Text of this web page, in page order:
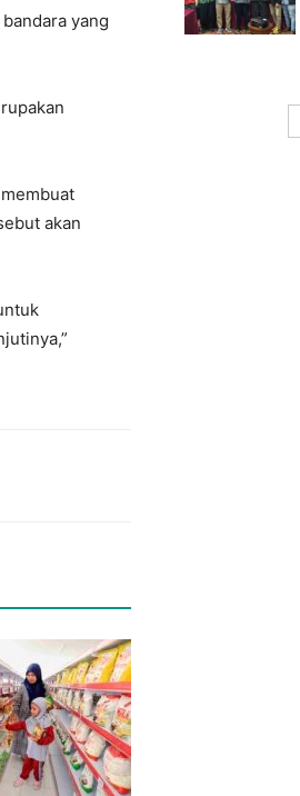
yang
akan